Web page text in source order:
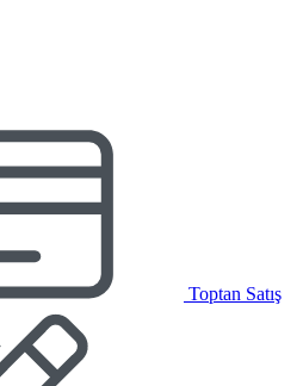
Toptan Satış